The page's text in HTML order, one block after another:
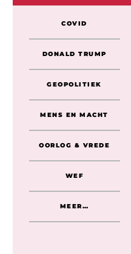
COVID
DONALD TRUMP
GEOPOLITIEK
MENS EN MACHT
OORLOG & VREDE
WEF
MEER…